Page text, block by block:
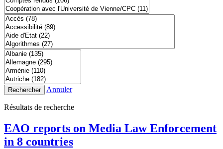
Rechercher Annuler
Résultats de recherche
EAO reports on Media Law Enforcement
in 8 countries